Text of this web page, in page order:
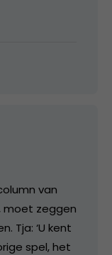
van
moet zeggen
Tja: ‘U kent
spel, het